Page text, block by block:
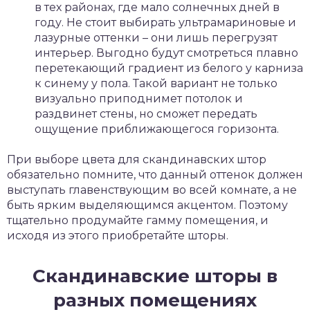
в тех районах, где мало солнечных дней в
году. Не стоит выбирать ультрамариновые и
лазурные оттенки – они лишь перегрузят
интерьер. Выгодно будут смотреться плавно
перетекающий градиент из белого у карниза
к синему у пола. Такой вариант не только
визуально приподнимет потолок и
раздвинет стены, но сможет передать
ощущение приближающегося горизонта.
При выборе цвета для скандинавских штор
обязательно помните, что данный оттенок должен
выступать главенствующим во всей комнате, а не
быть ярким выделяющимся акцентом. Поэтому
тщательно продумайте гамму помещения, и
исходя из этого приобретайте шторы.
Скандинавские шторы в
разных помещениях